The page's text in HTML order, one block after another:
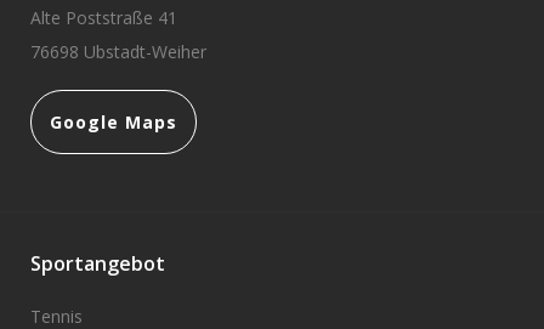
Alte Poststraße 41
76698 Ubstadt-Weiher
Google Maps
Sportangebot
Tennis